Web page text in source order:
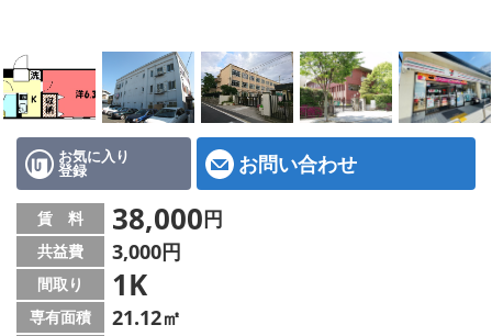
ハウスメーカー施工特集！
路線·駅から探す
IT重説について
スタッフ紹介
賃貸管理の北白川店
店舗情報·アクセス
お気に入り
登録 お問い合わせ
賃 料 38,000円
共益費 3,000円
間取り 1K
専有面積 21.12㎡